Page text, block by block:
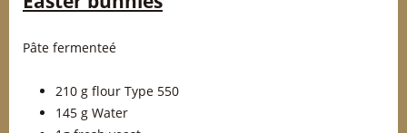
Pâte fermenteé
210 g flour Type 550
145 g Water